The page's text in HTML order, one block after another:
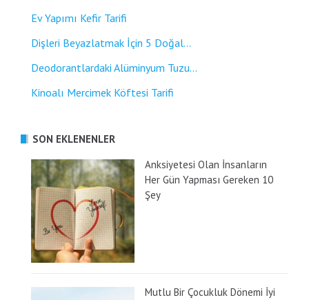
Ev Yapımı Kefir Tarifi
Dişleri Beyazlatmak İçin 5 Doğal...
Deodorantlardaki Alüminyum Tuzu...
Kinoalı Mercimek Köftesi Tarifi
SON EKLENENLER
Anksiyetesi Olan İnsanların
Her Gün Yapması Gereken 10
Şey
Mutlu Bir Çocukluk Dönemi İyi